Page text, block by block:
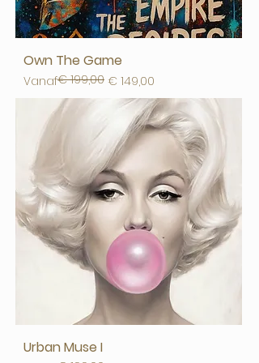
Own The Game
Vanaf
Normale prijs
€ 199,00 € 149,00
Verkoopprijs
Urban Muse I